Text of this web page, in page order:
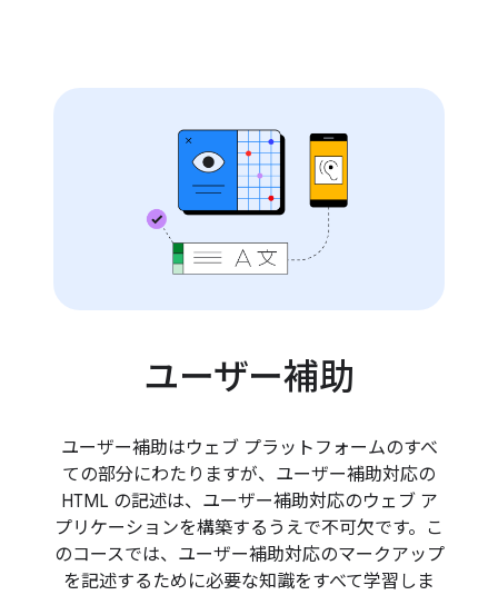
ユーザー補助
ユーザー補助はウェブ プラットフォームのすべ
ての部分にわたりますが、ユーザー補助対応の
HTML の記述は、ユーザー補助対応のウェブ ア
プリケーションを構築するうえで不可欠です。こ
のコースでは、ユーザー補助対応のマークアップ
を記述するために必要な知識をすべて学習しま